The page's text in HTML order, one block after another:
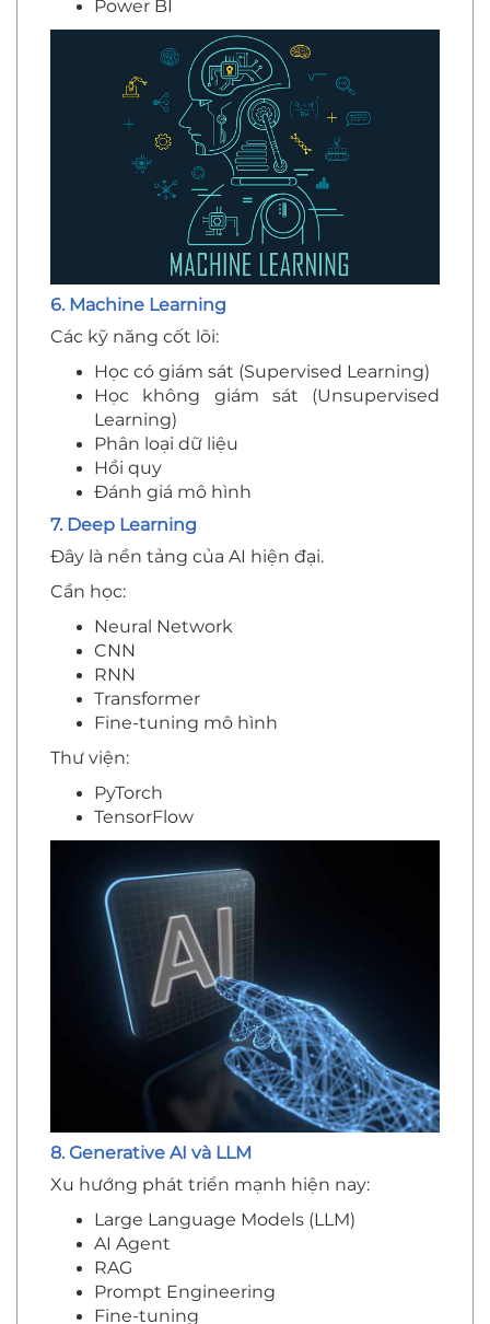
Power BI
6. Machine Learning
Các kỹ năng cốt lõi:
Học có giám sát (Supervised Learning)
Học không giám sát (Unsupervised
Learning)
Phân loại dữ liệu
Hồi quy
Đánh giá mô hình
7. Deep Learning
Đây là nền tảng của AI hiện đại.
Cần học:
Neural Network
CNN
RNN
Transformer
Fine-tuning mô hình
Thư viện:
PyTorch
TensorFlow
8. Generative AI và LLM
Xu hướng phát triển mạnh hiện nay:
Large Language Models (LLM)
AI Agent
RAG
Prompt Engineering
Fine-tuning